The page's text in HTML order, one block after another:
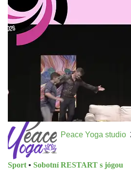
MLEJN. Vstupenky již v prodeji.
Přijďte na přátelský festival divadla
října 2026 Vstupenky již v prodeji
https://divadelnimlyn.cz/vstupenky
Peace Yoga studio
Sport • Sobotní RESTART s jógou